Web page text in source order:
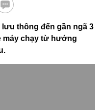
lưu thông đến gần ngã 3
máy chạy từ hướng